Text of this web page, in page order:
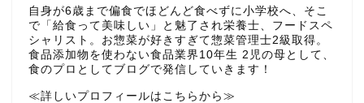
自身が6歳まで偏食でほどんど食べずに小学校へ、そこ
で「給食って美味しい」と魅了され栄養士、フードスペ
シャリスト。お惣菜が好きすぎて惣菜管理士2級取得。
食品添加物を使わない食品業界10年生 2児の母として、
食のプロとしてブログで発信していきます！
≪詳しいプロフィールはこちらから≫